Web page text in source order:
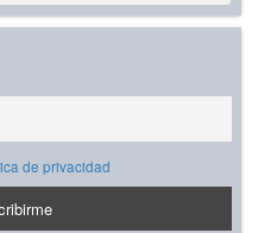
de privacidad